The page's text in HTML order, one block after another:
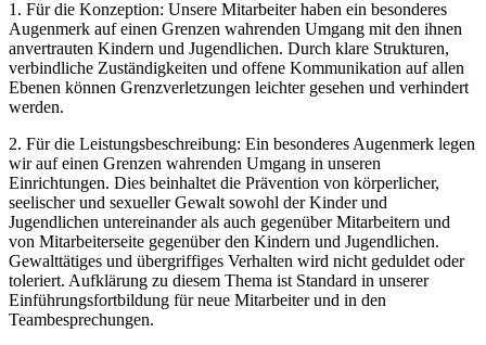
1. Für die Konzeption: Unsere Mitarbeiter haben ein besonderes
Augenmerk auf einen Grenzen wahrenden Umgang mit den ihnen
anvertrauten Kindern und Jugendlichen. Durch klare Strukturen,
verbindliche Zuständigkeiten und offene Kommunikation auf allen
Ebenen können Grenzverletzungen leichter gesehen und verhindert
werden.
2. Für die Leistungsbeschreibung: Ein besonderes Augenmerk legen
wir auf einen Grenzen wahrenden Umgang in unseren
Einrichtungen. Dies beinhaltet die Prävention von körperlicher,
seelischer und sexueller Gewalt sowohl der Kinder und
Jugendlichen untereinander als auch gegenüber Mitarbeitern und
von Mitarbeiterseite gegenüber den Kindern und Jugendlichen.
Gewalttätiges und übergriffiges Verhalten wird nicht geduldet oder
toleriert. Aufklärung zu diesem Thema ist Standard in unserer
Einführungsfortbildung für neue Mitarbeiter und in den
Teambesprechungen.